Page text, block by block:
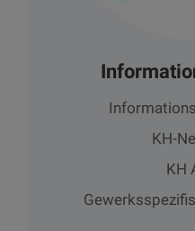
KH-
KH